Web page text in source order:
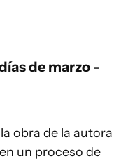
de marzo -
obra de la autora
un proceso de